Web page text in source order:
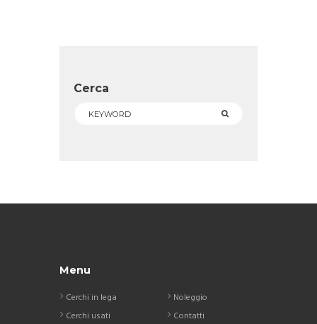
Cerca
Menu
Cerchi in lega
Cerchi usati
Noleggio
Contatti